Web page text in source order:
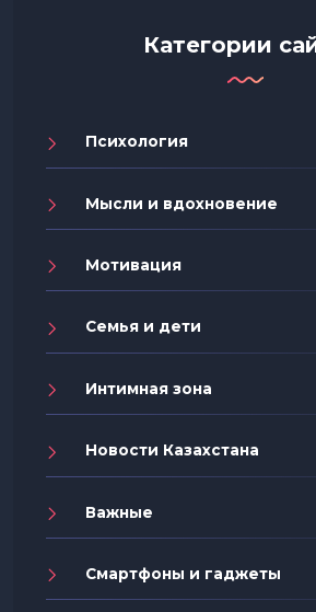
Категории
Психология
Мысли и вдохновение
Мотивация
Семья и дети
Интимная зона
Новости Казахстана
Важные
Смартфоны и гаджеты